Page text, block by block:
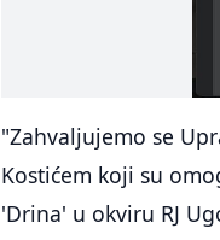
"Zahvaljujemo se
Kostićem koji su
'Drina' u okviru RJ